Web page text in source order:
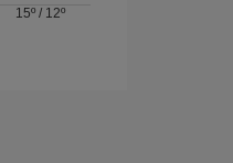
15º / 12º